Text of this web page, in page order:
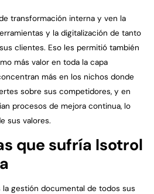
transformación interna y ven la
y la digitalización de tanto
clientes. Eso les permitió también
más valor en toda la capa
más en los nichos donde
sobre sus competidores, y en
procesos de mejora continua, lo
sus valores.
que sufría Isotrol
la gestión documental de todos sus